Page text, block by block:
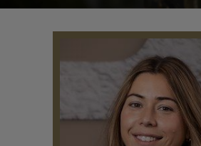
NOVEDADES
CONTACTO